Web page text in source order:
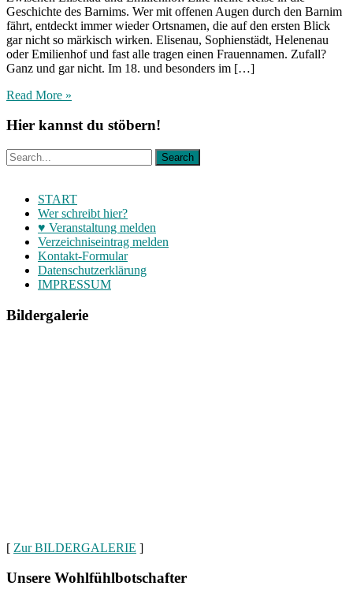
Geschichte des Barnims. Wer mit offenen Augen durch den Barnim
fährt, entdeckt immer wieder Ortsnamen, die auf den ersten Blick
gar nicht so märkisch wirken. Elisenau, Sophienstädt, Helenenau
oder Emilienhof und fast alle tragen einen Frauennamen. Zufall?
Ganz und gar nicht. Im 18. und besonders im […]
Read More »
Hier kannst du stöbern!
START
Wer schreibt hier?
♥ Veranstaltung melden
Verzeichniseintrag melden
Kontakt-Formular
Datenschutzerklärung
IMPRESSUM
Bildergalerie
[ Zur BILDERGALERIE ]
Unsere Wohlfühlbotschafter